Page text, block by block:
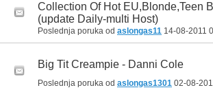
Collection Of Hot EU,Blonde,Teen
(update Daily-multi Host)
Poslednja poruka od aslongas11 14-08-2011
Big Tit Creampie - Danni Cole
Poslednja poruka od aslongas1301 02-08-